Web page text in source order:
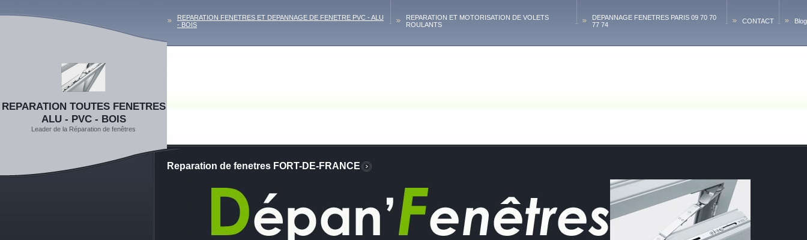
REPARATION FENETRES ET DEPANNAGE DE FENETRE PVC - ALU
- BOIS
REPARATION ET MOTORISATION DE VOLETS
ROULANTS
DEPANNAGE FENETRES PARIS 09 70 70
77 74
CONTACT Blog
REPARATION TOUTES FENETRES
ALU - PVC - BOIS
Leader de la Réparation de fenêtres
Reparation de fenetres FORT-DE-FRANCE